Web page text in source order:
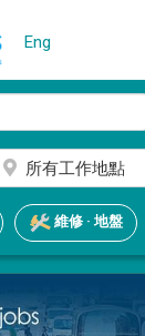
Eng
所有工作地點
維修 · 地盤